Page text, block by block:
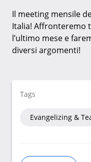
Il meeting mensile
Italia! Affronteremo
l’ultimo mese e
diversi argomenti!
Tags
Evangelizing &